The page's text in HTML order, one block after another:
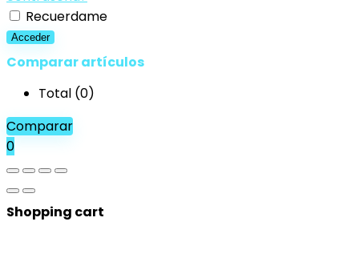
Recuerdame
Acceder
Comparar artículos
Total (0)
Comparar
0
Shopping cart